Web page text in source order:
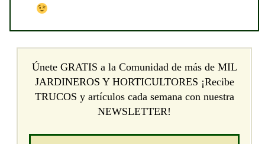
Únete GRATIS a la Comunidad de más de MIL
JARDINEROS Y HORTICULTORES ¡Recibe
TRUCOS y artículos cada semana con nuestra
NEWSLETTER!